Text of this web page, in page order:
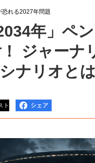
恐れる2027年問題
年」ペ
ジャーナ
ナリオとは
ト